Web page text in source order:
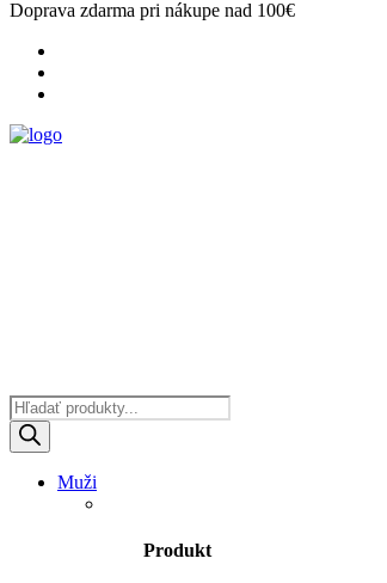
Doprava zdarma pri nákupe nad 100€
Products
search
Muži
Produkt